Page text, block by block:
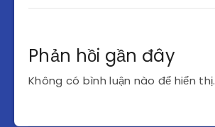
Phản hồi gần đây
Không có bình luận nào để hiển thị.